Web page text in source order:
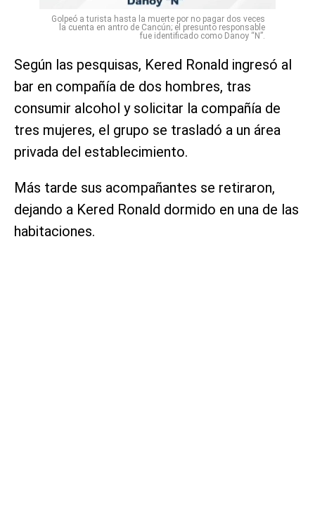
Golpeó a turista hasta la muerte por no pagar dos veces
la cuenta en antro de Cancún; el presunto responsable
fue identificado como Danoy “N”.
Según las pesquisas, Kered Ronald ingresó al
bar en compañía de dos hombres, tras
consumir alcohol y solicitar la compañía de
tres mujeres, el grupo se trasladó a un área
privada del establecimiento.
Más tarde sus acompañantes se retiraron,
dejando a Kered Ronald dormido en una de las
habitaciones.